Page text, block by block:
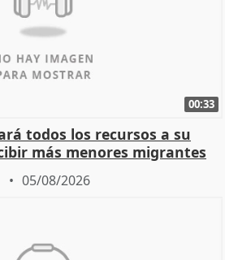
00:33
todos los recursos a su
más menores migrantes
05/08/2026